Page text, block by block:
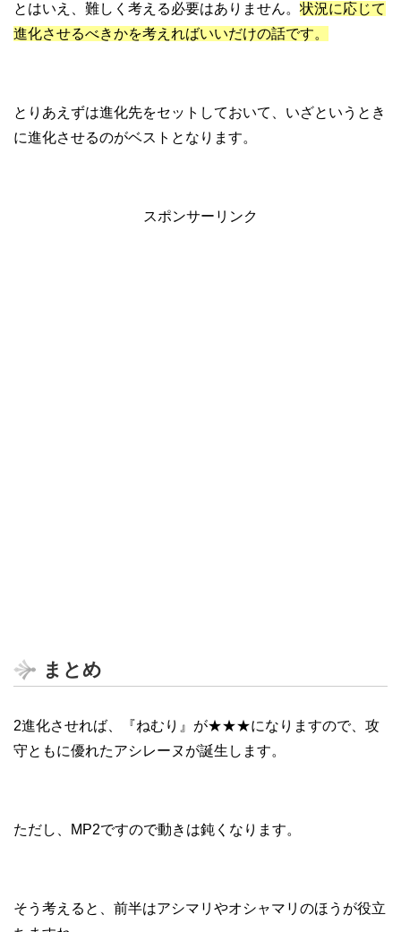
とはいえ、難しく考える必要はありません。 状況に応じて
進化させるべきかを考えればいいだけの話です。
とりあえずは進化先をセットしておいて、いざというとき
に進化させるのがベストとなります。
スポンサーリンク
まとめ
2進化させれば、『ねむり』が★★★になりますので、攻
守ともに優れたアシレーヌが誕生します。
ただし、MP2ですので動きは鈍くなります。
そう考えると、前半はアシマリやオシャマリのほうが役立